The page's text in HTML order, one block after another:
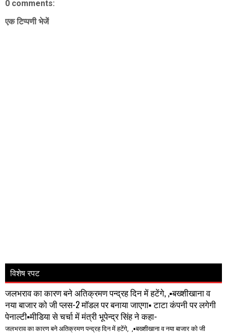
0 comments:
एक टिप्पणी भेजें
विशेष रपट
जलभराव का कारण बने अतिक्रमण पन्द्रह दिन में हटेंगे, ,▪️बख्शीखाना व
नया बाजार को जी प्लस-2 मॉडल पर बनाया जाएगा▪️ टाटा कंपनी पर लगेगी
पेनाल्टी▪️मीडिया से चर्चा में मंत्री भूपेन्द्र सिंह ने कहा-
जलभराव का कारण बने अतिक्रमण पन्द्रह दिन में हटेंगे, ,▪️बख्शीखाना व नया बाजार को जी